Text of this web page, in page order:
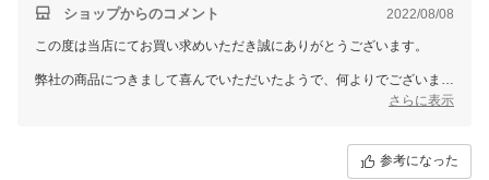
ショップからのコメント 2022/08/08
この度は当店にてお買い求めいただき誠にありがとうございます。
弊社の商品につきまして喜んでいただいたようで、何よりでございま
ご指摘をいただきましたサイズ感につきましては今後の参考にさせてい
さらに表示
参考になった